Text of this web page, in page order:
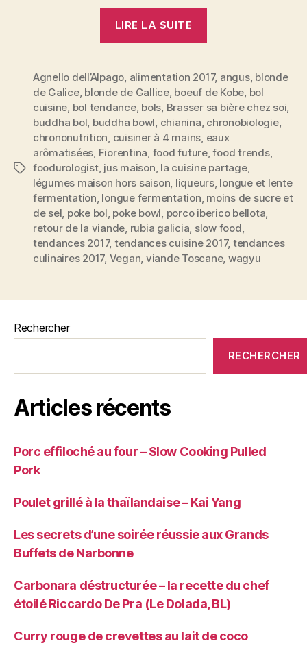
LIRE LA SUITE
2017 »
Étiquettes
Agnello dell’Alpago alimentation 2017, angus, blonde
de Galice, blonde de Gallice, boeuf de Kobe bol
cuisine bol tendance, bols Brasser sa bière chez soi
buddha bol buddha bowl chianina chronobiologie,
chrononutrition cuisiner à 4 mains eaux
arômatisées Fiorentina food future,food trends,
foodurologist, jus maison la cuisine partage,
légumes maison hors saison liqueurs, longue et lente
fermentation longue fermentation moins de sucre et
de sel poke bol poke bowl porco iberico bellota
retour de la viande rubia galicia slow food
tendances 2017, tendances cuisine 2017, tendances
culinaires 2017, Vegan viande Toscane, wagyu
Rechercher
RECHERCHER
Articles récents
Porc effiloché au four – Slow Cooking Pulled
Pork
Poulet grillé à la thaïlandaise – Kai Yang
Les secrets d’une soirée réussie aux Grands
Buffets de Narbonne
Carbonara déstructurée – la recette du chef
étoilé Riccardo De Pra (Le Dolada, BL)
Curry rouge de crevettes au lait de coco